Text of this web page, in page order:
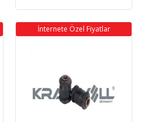
İnternete Özel Fiyatlar